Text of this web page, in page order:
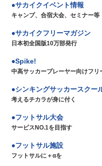
サカイクイベント情報
キャンプ、合宿大会、セミナー等
サカイクフリーマガジン
日本初全国版10万部発行
Spike!
中高サッカープレーヤー向けフリ
シンキングサッカースクー
考えるチカラが身に付く
フットサル大会
サービスNO.1を目指す
フットサル施設
フットサルに＋αを